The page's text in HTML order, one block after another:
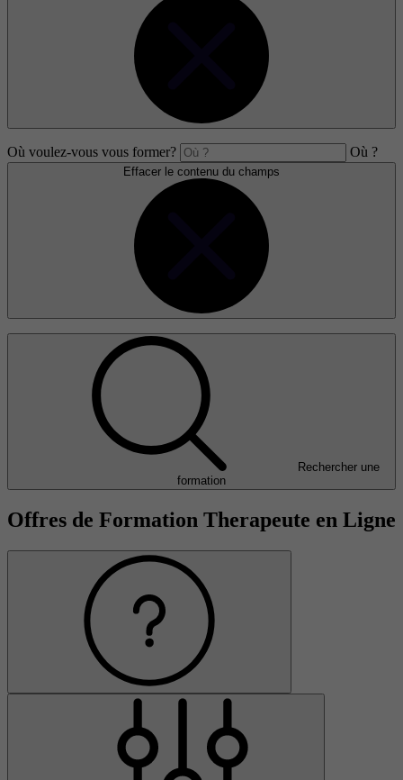
Où voulez-vous vous former? Où ?
Effacer le contenu du champs
Rechercher une
formation
Offres de Formation Therapeute en Ligne